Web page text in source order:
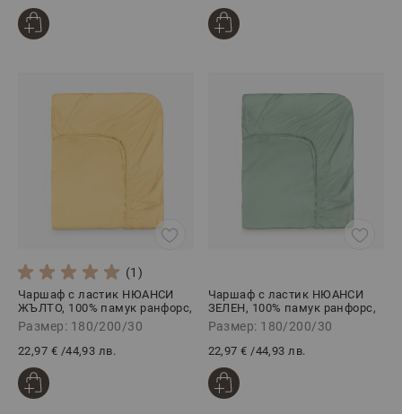
(1)
Чаршаф с ластик НЮАНСИ
ЖЪЛТО, 100% памук ранфорс,
180/200/30 см
Размер: 180/200/30
22,97 € /44,93 лв.
Чаршаф с ластик НЮАНСИ
ЗЕЛЕН, 100% памук ранфорс,
180/200/30 см
Размер: 180/200/30
22,97 € /44,93 лв.